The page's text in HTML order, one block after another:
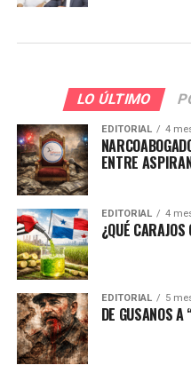
LO ÚLTIMO
EDITORIAL 4
ENTRE
EDITORIAL 4
¿QUÉ
EDITORIAL 5
DE GUSANOS A